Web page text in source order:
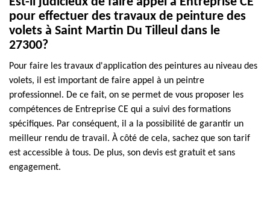
pour effectuer des travaux de peinture des
volets à Saint Martin Du Tilleul dans le
27300?
Pour faire les travaux d'application des peintures au niveau des
volets, il est important de faire appel à un peintre
professionnel. De ce fait, on se permet de vous proposer les
compétences de Entreprise CE qui a suivi des formations
spécifiques. Par conséquent, il a la possibilité de garantir un
meilleur rendu de travail. À côté de cela, sachez que son tarif
est accessible à tous. De plus, son devis est gratuit et sans
engagement.